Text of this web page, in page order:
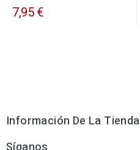
7,95 €
Información De La Tienda